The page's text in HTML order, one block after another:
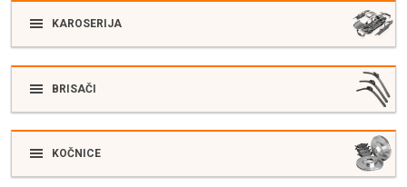
KAROSERIJA
BRISAČI
KOČNICE